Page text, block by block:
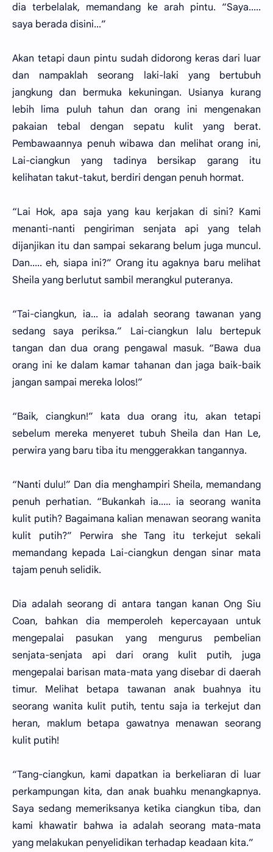
dia terbelalak, memandang ke arah pintu. “Saya.....
saya berada disini...”
Akan tetapi daun pintu sudah didorong keras dari luar
dan nampaklah seorang laki-laki yang bertubuh
jangkung dan bermuka kekuningan. Usianya kurang
lebih lima puluh tahun dan orang ini mengenakan
pakaian tebal dengan sepatu kulit yang berat.
Pembawaannya penuh wibawa dan melihat orang ini,
Lai-ciangkun yang tadinya bersikap garang itu
kelihatan takut-takut, berdiri dengan penuh hormat.
“Lai Hok, apa saja yang kau kerjakan di sini? Kami
menanti-nanti pengiriman senjata api yang telah
dijanjikan itu dan sampai sekarang belum juga muncul.
Dan..... eh, siapa ini?” Orang itu agaknya baru melihat
Sheila yang berlutut sambil merangkul puteranya.
“Tai-ciangkun, ia... ia adalah seorang tawanan yang
sedang saya periksa.” Lai-ciangkun lalu bertepuk
tangan dan dua orang pengawal masuk. “Bawa dua
orang ini ke dalam kamar tahanan dan jaga baik-baik
jangan sampai mereka lolos!”
“Baik, ciangkun!” kata dua orang itu, akan tetapi
sebelum mereka menyeret tubuh Sheila dan Han Le,
perwira yang baru tiba itu menggerakkan tangannya.
“Nanti dulu!” Dan dia menghampiri Sheila, memandang
penuh perhatian. “Bukankah ia..... ia seorang wanita
kulit putih? Bagaimana kalian menawan seorang wanita
kulit putih?” Perwira she Tang itu terkejut sekali
memandang kepada Lai-ciangkun dengan sinar mata
tajam penuh selidik.
Dia adalah seorang di antara tangan kanan Ong Siu
Coan, bahkan dia memperoleh kepercayaan untuk
mengepalai pasukan yang mengurus pembelian
senjata-senjata api dari orang kulit putih, juga
mengepalai barisan mata-mata yang disebar di daerah
timur. Melihat betapa tawanan anak buahnya itu
seorang wanita kulit putih, tentu saja ia terkejut dan
heran, maklum betapa gawatnya menawan seorang
kulit putih!
“Tang-ciangkun, kami dapatkan ia berkeliaran di luar
perkampungan kita, dan anak buahku menangkapnya.
Saya sedang memeriksanya ketika ciangkun tiba, dan
kami khawatir bahwa ia adalah seorang mata-mata
yang melakukan penyelidikan terhadap keadaan kita.”